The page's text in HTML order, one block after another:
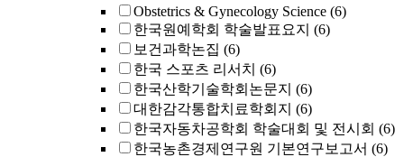
Obstetrics & Gynecology Science (6)
한국원예학회 학술발표요지 (6)
보건과학논집 (6)
한국 스포츠 리서치 (6)
한국산학기술학회논문지 (6)
대한감각통합치료학회지 (6)
한국자동차공학회 학술대회 및 전시회 (6)
한국농촌경제연구원 기본연구보고서 (6)